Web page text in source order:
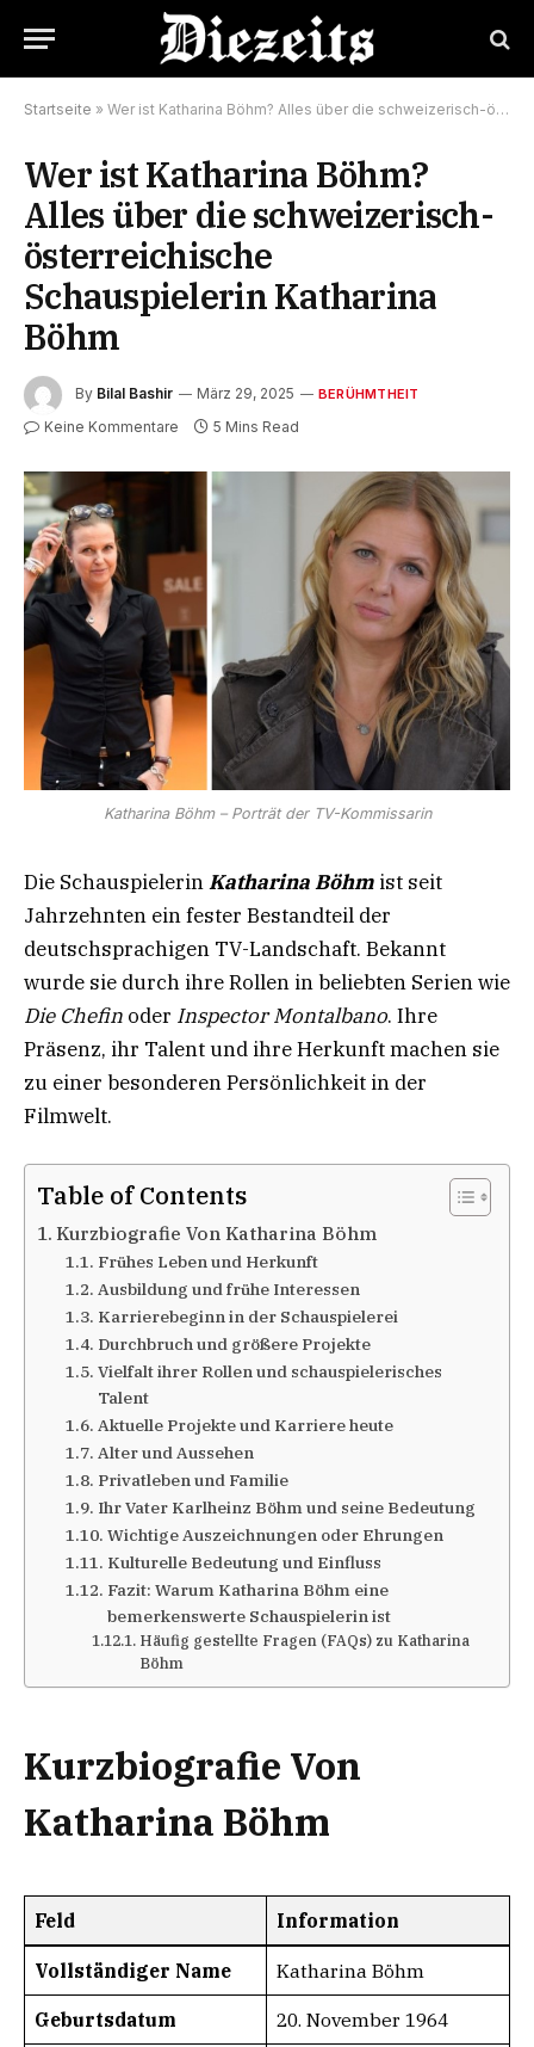
Startseite » Wer ist Katharina Böhm? Alles über die schweizerisch-österreichische Schauspielerin Katharina Böhm
Wer ist Katharina Böhm?
Alles über die schweizerisch-
österreichische
Schauspielerin Katharina
Böhm
By Bilal Bashir März 29, 2025 BERÜHMTHEIT
Keine Kommentare 5 Mins Read
Katharina Böhm – Porträt der TV-Kommissarin
Die SchauspielerinKatharina Böhm ist seit
Jahrzehnten ein fester Bestandteil der
deutschsprachigen TV-Landschaft. Bekannt
wurde sie durch ihre Rollen in beliebten Serien wie
Die Chefin oder Inspector Montalbano. Ihre
Präsenz, ihr Talent und ihre Herkunft machen sie
zu einer besonderen Persönlichkeit in der
Filmwelt.
Table of Contents
Kurzbiografie Von Katharina Böhm
Frühes Leben und Herkunft
Ausbildung und frühe Interessen
Karrierebeginn in der Schauspielerei
Durchbruch und größere Projekte
Vielfalt ihrer Rollen und schauspielerisches
Talent
Aktuelle Projekte und Karriere heute
Alter und Aussehen
Privatleben und Familie
Ihr Vater Karlheinz Böhm und seine Bedeutung
Wichtige Auszeichnungen oder Ehrungen
Kulturelle Bedeutung und Einfluss
Fazit: Warum Katharina Böhm eine
bemerkenswerte Schauspielerin ist
Häufig gestellte Fragen (FAQs) zu Katharina
Böhm
Kurzbiografie Von
Katharina Böhm
Feld Information
Vollständiger Name Katharina Böhm
Geburtsdatum 20. November 1964